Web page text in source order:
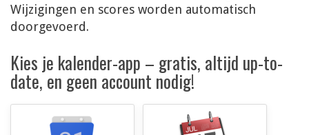
Wijzigingen en scores worden automatisch
doorgevoerd.
Kies je kalender-app – gratis, altijd up-to-
date, en geen account nodig!